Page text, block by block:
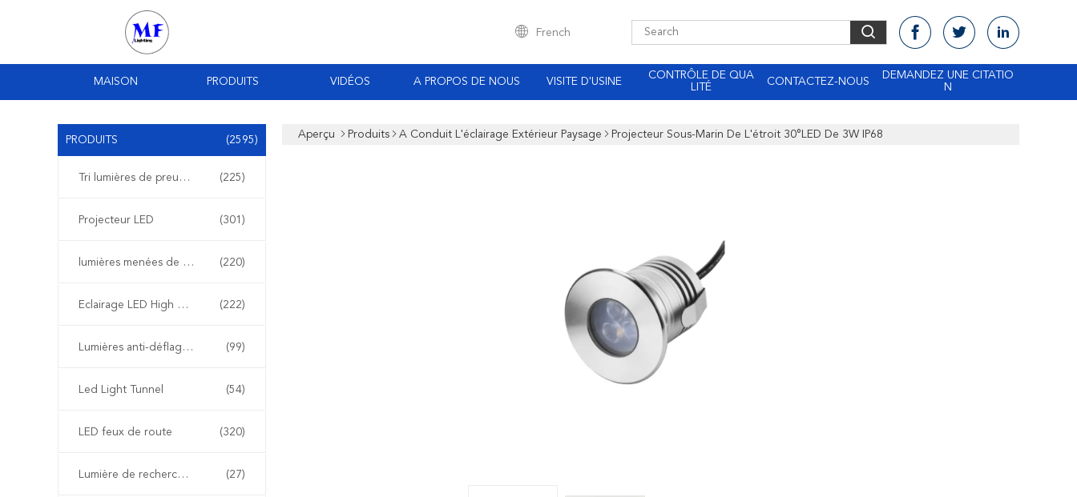
French
MAISON PRODUITS VIDÉOS A PROPOS DE NOUS VISITE D'USINE
CONTRÔLE DE QUA
LITÉ
CONTACTEZ-NOUS
DEMANDEZ UNE CITATIO
N
PRODUITS (2595)
Tri lumières de preuve de LED (225)
Projecteur LED (301)
lumières menées de stade (220)
Eclairage LED High Bay (222)
Lumières anti-déflagrantes de LED (99)
Led Light Tunnel (54)
LED feux de route (320)
Lumière de recherche à LED (27)
Aperçu Produits A Conduit L'éclairage Extérieur Paysage Projecteur Sous-Marin De L'étroit 30°LED De 3W IP68